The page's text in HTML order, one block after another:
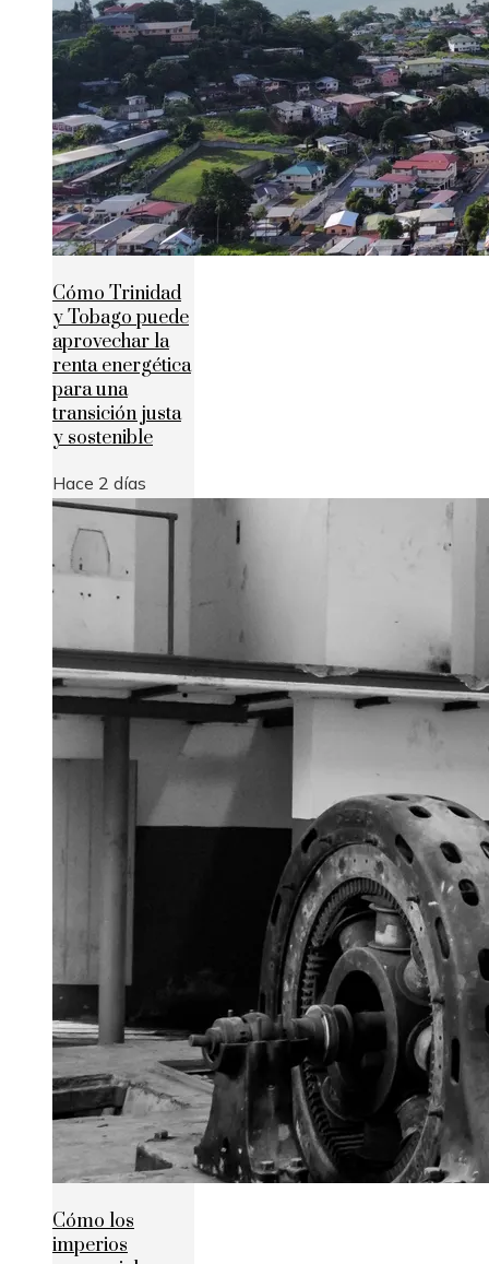
Cómo Trinidad
y Tobago puede
aprovechar la
renta energética
para una
transición justa
y sostenible
Hace 2 días
Cómo los
imperios